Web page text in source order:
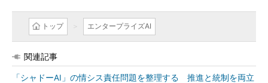
トップ エンタープライズAI
関連記事
「シャドーAI」の情シス責任問題を整理する 推進と統制を両立